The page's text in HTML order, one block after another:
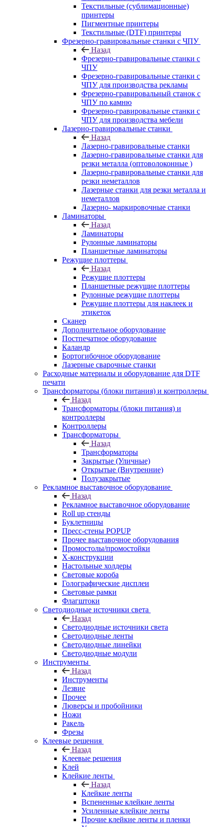
Текстильные (сублимационные)
принтеры
Пигментные принтеры
Текстильные (DTF) принтеры
Фрезерно-гравировальные станки с ЧПУ
Назад
Фрезерно-гравировальные станки с
ЧПУ
Фрезерно-гравировальные станки с
ЧПУ для производства рекламы
Фрезерно-гравировальный станок с
ЧПУ по камню
Фрезерно-гравировальные станки с
ЧПУ для производства мебели
Лазерно-гравировальные станки
Назад
Лазерно-гравировальные станки
Лазерно-гравировальные станки для
резки металла (оптоволоконные )
Лазерно-гравировальные станки для
резки неметаллов
Лазерные станки для резки металла и
неметаллов
Лазерно- маркировочные станки
Ламинаторы
Назад
Ламинаторы
Рулонные ламинаторы
Планшетные ламинаторы
Режущие плоттеры
Назад
Режущие плоттеры
Планшетные режущие плоттеры
Рулонные режущие плоттеры
Режущие плоттеры для наклеек и
этикеток
Сканер
Дополнительное оборудование
Постпечатное оборудование
Каландр
Бортогибочное оборудование
Лазерные сварочные станки
Расходные материалы и оборудование для DTF
печати
Трансформаторы (блоки питания) и контроллеры
Назад
Трансформаторы (блоки питания) и
контроллеры
Контроллеры
Трансформаторы
Назад
Трансформаторы
Закрытые (Уличные)
Открытые (Внутренние)
Полузакрытые
Рекламное выставочное оборудование
Назад
Рекламное выставочное оборудование
Roll up стенды
Буклетницы
Пресс-стены POPUP
Прочее выставочное оборудования
Промостолы/промостойки
Х-конструкции
Настольные холдеры
Световые короба
Голографические дисплеи
Световые рамки
Флагштоки
Светодиодные источники света
Назад
Светодиодные источники света
Светодиодные ленты
Светодиодные линейки
Светодиодные модули
Инструменты
Назад
Инструменты
Лезвие
Прочее
Люверсы и пробойники
Ножи
Ракель
Фрезы
Клеевые решения
Назад
Клеевые решения
Клей
Клейкие ленты
Назад
Клейкие ленты
Вспененные клейкие ленты
Усиленные клейкие ленты
Прочие клейкие ленты и пленки